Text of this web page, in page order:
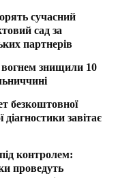
сучасний
сад за
партнерів
вогнем знищили 10
безкоштовної
завітає
контролем:
проведуть